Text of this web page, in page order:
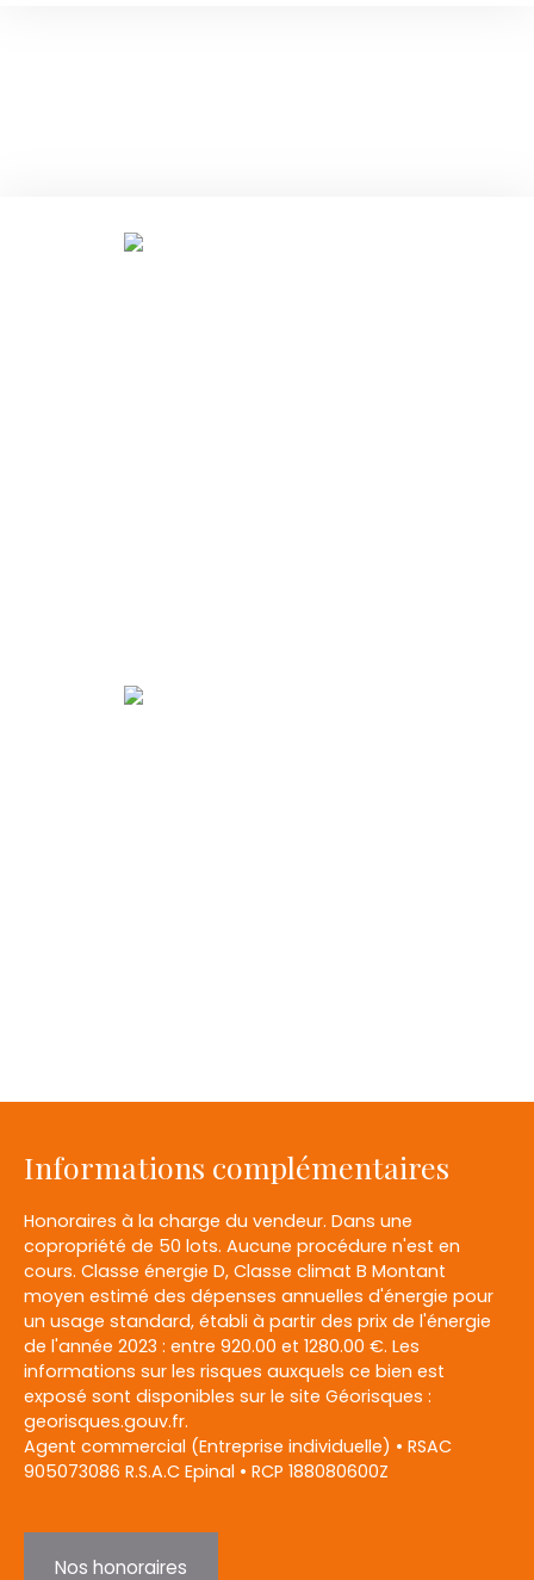
Informations complémentaires
Honoraires à la charge du vendeur. Dans une
copropriété de 50 lots. Aucune procédure n'est en
cours. Classe énergie D, Classe climat B Montant
moyen estimé des dépenses annuelles d'énergie pour
un usage standard, établi à partir des prix de l'énergie
de l'année 2023 : entre 920.00 et 1280.00 €. Les
informations sur les risques auxquels ce bien est
exposé sont disponibles sur le site Géorisques :
georisques.gouv.fr.
Agent commercial (Entreprise individuelle) • RSAC
905073086 R.S.A.C Epinal • RCP 188080600Z
Nos honoraires